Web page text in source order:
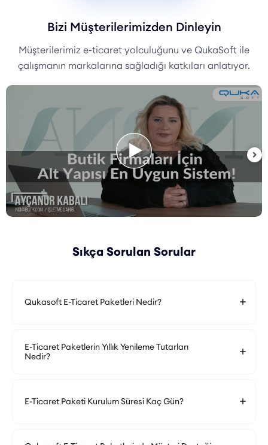
Bizi Müşterilerimizden Dinleyin
Müşterilerimiz e-ticaret yolculuğunu ve QukaSoft ile
çalışmanın markalarına sağladığı katkıları anlatıyor.
Sıkça Sorulan Sorular
Qukasoft E-Ticaret Paketleri Nedir?
E-Ticaret Paketlerin Yıllık Yenileme Tutarları
Nedir?
E-Ticaret Paketi Kurulum Süresi Kaç Gün?